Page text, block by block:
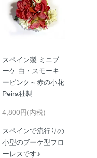
スペイン製 ミニブ
ーケ 白・スモーキ
ーピンク～赤の小花
Peira社製
4,800円(内税)
スペインで流行りの
小型のブーケ型フロ
ーレスです♪